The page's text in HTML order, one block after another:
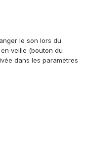
le son lors du
veille (bouton du
dans les paramètres